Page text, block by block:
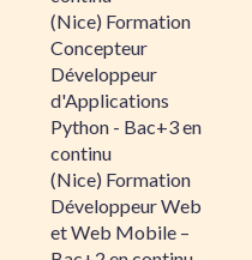
(Nice) Formation
Concepteur
Développeur
d'Applications
Python - Bac+3 en
continu
(Nice) Formation
Développeur Web
et Web Mobile –